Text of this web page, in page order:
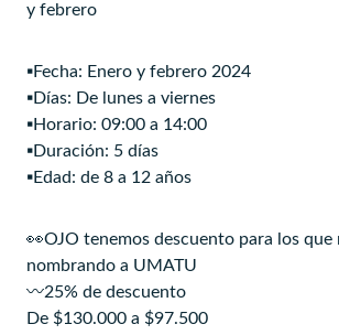
y febrero
▪️Fecha: Enero y febrero 2024
▪️Días: De lunes a viernes
▪️Horario: 09:00 a 14:00
▪️Duración: 5 días
▪️Edad: de 8 a 12 años
👀OJO tenemos descuento para los que
nombrando a UMATU
〰️25% de descuento
De $130.000 a $97.500